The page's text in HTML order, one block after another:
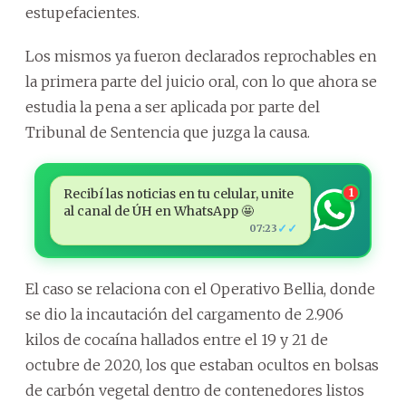
estupefacientes.
Los mismos ya fueron declarados reprochables en
la primera parte del juicio oral, con lo que ahora se
estudia la pena a ser aplicada por parte del
Tribunal de Sentencia que juzga la causa.
Recibí las noticias en tu celular, unite
al canal de ÚH en WhatsApp 🤩
07:23 ✓✓
1
El caso se relaciona con el Operativo Bellia, donde
se dio la incautación del cargamento de 2.906
kilos de cocaína hallados entre el 19 y 21 de
octubre de 2020, los que estaban ocultos en bolsas
de carbón vegetal dentro de contenedores listos